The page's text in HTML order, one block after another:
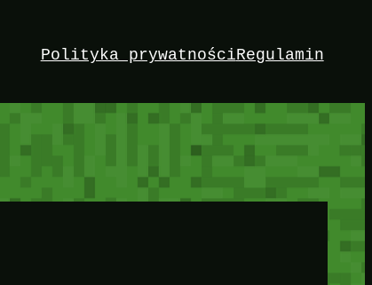
Polityka prywatnościRegulamin